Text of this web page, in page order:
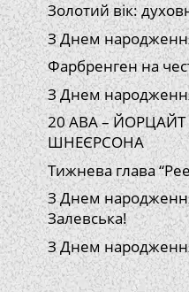
Золотий вік:
З Днем
Фарбренген на
З Днем
20 АВА – ЙОРЦАЙТ
ШНЕЄРСОНА
Тижнева глава
З Днем
Залевська!
З Днем